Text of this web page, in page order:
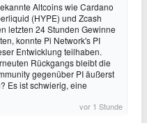
Altcoins wie Cardano
(HYPE) und Zcash
letzten 24 Stunden Gewinne
konnte Pi Network's PI
Entwicklung teilhaben.
Rückgangs bleibt die
gegenüber PI äußerst
Es ist schwierig, eine
vor 1 Stunde